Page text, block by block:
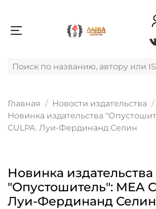
Главная
Новости издательства
Новинка издательства
CULPA. Луи-Фердинанд Селин
Новинка издательства
"Опустошитель": MEA
Луи-Фердинанд Селин